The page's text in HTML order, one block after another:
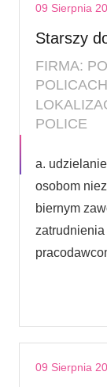
09 Sierpnia
Starszy
FIRMA:
POLICACH
POLICE
a.
osobom
biernym
09 Sierpnia